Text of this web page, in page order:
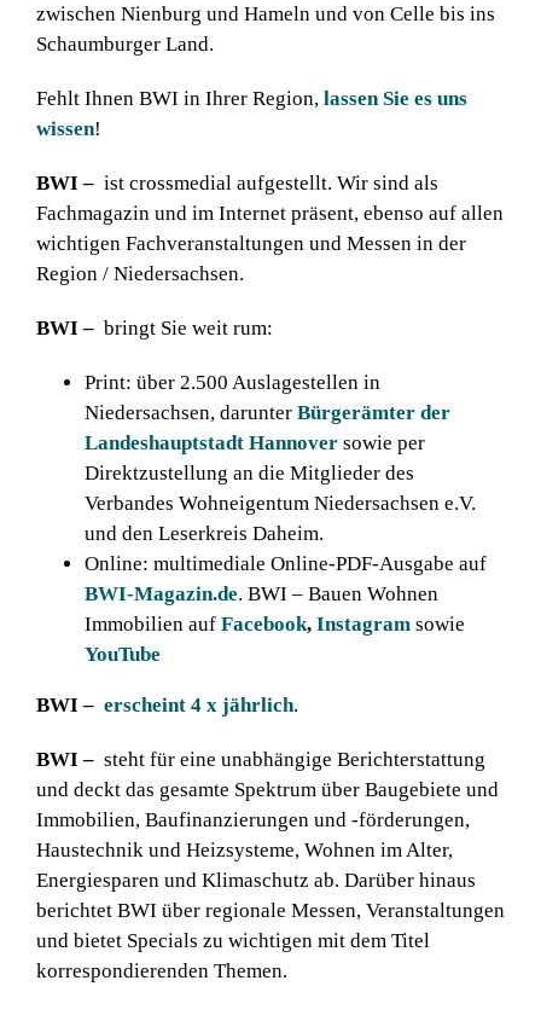
zwischen Nienburg und Hameln und von Celle bis ins
Schaumburger Land.
Fehlt Ihnen BWI in Ihrer Region, lassen Sie es uns
wissen!
BWI – ist crossmedial aufgestellt. Wir sind als
Fachmagazin und im Internet präsent, ebenso auf allen
wichtigen Fachveranstaltungen und Messen in der
Region / Niedersachsen.
BWI – bringt Sie weit rum:
Print: über 2.500 Auslagestellen in
Niedersachsen, darunter Bürgerämter der
Landeshauptstadt Hannover sowie per
Direktzustellung an die Mitglieder des
Verbandes Wohneigentum Niedersachsen e.V.
und den Leserkreis Daheim.
Online: multimediale Online-PDF-Ausgabe auf
BWI-Magazin.de. BWI – Bauen Wohnen
Immobilien auf Facebook, Instagram sowie
YouTube
BWI – erscheint 4 x jährlich.
BWI – steht für eine unabhängige Berichterstattung
und deckt das gesamte Spektrum über Baugebiete und
Immobilien, Baufinanzierungen und -förderungen,
Haustechnik und Heizsysteme, Wohnen im Alter,
Energiesparen und Klimaschutz ab. Darüber hinaus
berichtet BWI über regionale Messen, Veranstaltungen
und bietet Specials zu wichtigen mit dem Titel
korrespondierenden Themen.